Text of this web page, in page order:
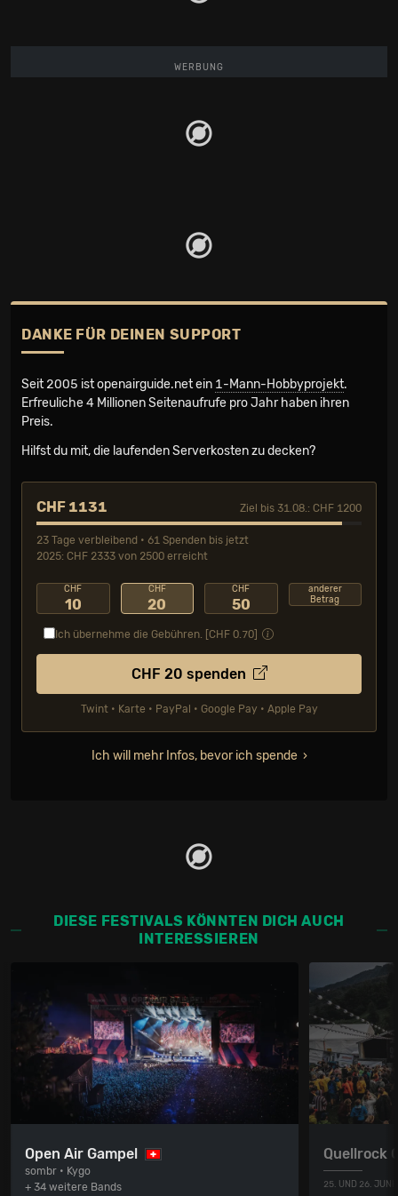
WERBUNG
DANKE FÜR DEINEN SUPPORT
Seit 2005 ist openairguide.net ein 1-Mann-Hobbyprojekt.
Erfreuliche 4 Millionen Seiten­aufrufe pro Jahr haben ihren
Preis.
Hilfst du mit, die laufenden Serverkosten zu decken?
CHF 1131 Ziel bis 31.08.: CHF 1200
23 Tage verbleibend • 61 Spenden bis jetzt
2025: CHF 2333 von 2500 erreicht
CHF
10
CHF
20
CHF
50
anderer
Betrag
Ich übernehme die Gebühren. [CHF 0.70]
CHF 20 spenden
Twint • Karte • PayPal • Google Pay • Apple Pay
Ich will mehr Infos, bevor ich spende
DIESE FESTIVALS KÖNNTEN DICH AUCH
INTERESSIEREN
Open Air Gampel
sombr • Kygo
+ 34 weitere Bands
Quellrock
25. UND 26. JUNI